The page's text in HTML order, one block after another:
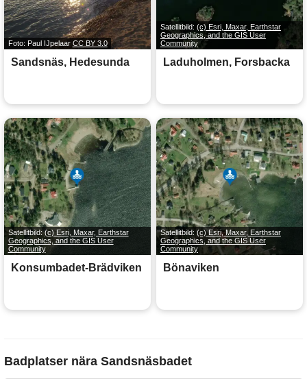
Foto: Paul IJpelaar CC BY 3.0
Sandsnäs, Hedesunda
Satellitbild: (c) Esri, Maxar, Earthstar
Geographics, and the GIS User
Community
Laduholmen, Forsbacka
Satellitbild:(c) Esri, Maxar, Earthstar
Geographics, and the GIS User
Community
Konsumbadet-Brädviken
Satellitbild: (c) Esri, Maxar, Earthstar
Geographics, and the GIS User
Community
Bönaviken
Badplatser nära Sandsnäsbadet